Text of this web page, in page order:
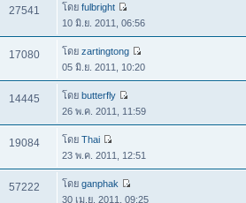
27541 โดยfulbright
10 มิ.ย. 2011, 06:56
17080 โดยzartingtong
05 มิ.ย. 2011, 10:20
14445 โดยbutterfly
26 พ.ค. 2011, 11:59
19084 โดยThai
23 พ.ค. 2011, 12:51
57222 โดยganphak
30 เม.ย. 2011, 09:25